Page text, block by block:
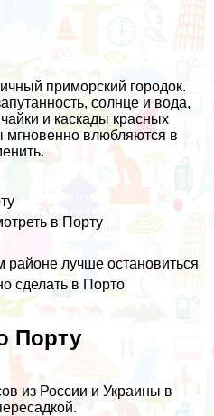
приморский городок.
солнце и вода,
и каскады красных
влюбляются в
в Порту
районе лучше остановиться
сделать в Порто
Порту
из России и Украины в